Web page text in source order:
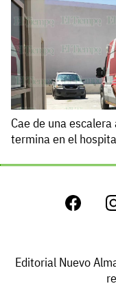
Cae de una
termina en el
Editorial Nuevo